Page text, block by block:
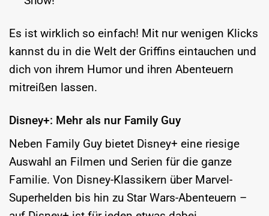
Es ist wirklich so einfach! Mit nur wenigen Klicks
kannst du in die Welt der Griffins eintauchen und
dich von ihrem Humor und ihren Abenteuern
mitreißen lassen.
Disney+: Mehr als nur Family Guy
Neben Family Guy bietet Disney+ eine riesige
Auswahl an Filmen und Serien für die ganze
Familie. Von Disney-Klassikern über Marvel-
Superhelden bis hin zu Star Wars-Abenteuern –